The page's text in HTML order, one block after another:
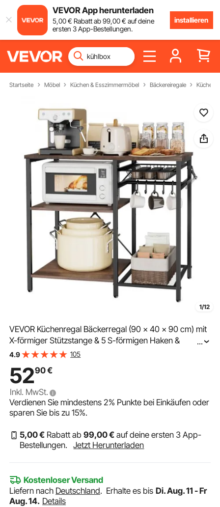
VEVOR App herunterladen
5,00€ Rabatt ab99,00€ auf deine
ersten 3 App-Bestellungen.
installieren
Startseite Möbel Küchen & Esszimmermöbel Bäckereiregale
1/12
VEVOR Küchenregal Bäckerregal (90 x 40 x 90 cm) mit
X-förmiger Stützstange & 5 S-förmigen Haken &
Mehrstufigem Ablagefach, Mikrowellenregal für
...
4.9 105
5290€
Inkl. MwSt.
Verdienen Sie mindestens2% Punkte bei Einkäufen oder
sparen Sie bis zu15%.
5,00€ Rabatt ab99,00€ auf deine ersten 3 App-
Bestellungen.
Jetzt Herunterladen
Kostenloser Versand
Liefern nach Deutschland. Erhalte es bis Di. Aug. 11 - Fr
Aug. 14. Details